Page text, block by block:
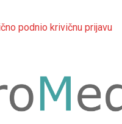
podnio krivičnu prijavu